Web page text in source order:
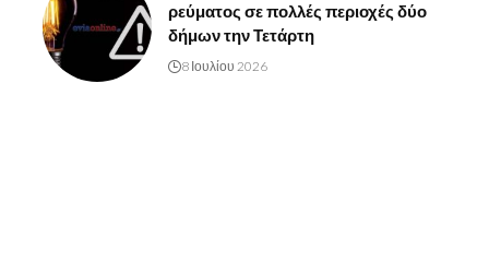
ρεύματος σε πολλές περιοχές δύο
δήμων την Τετάρτη
8 Ιουλίου 2026